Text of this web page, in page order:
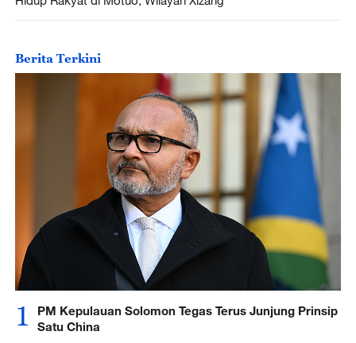
Berita Terkini
1
PM Kepulauan Solomon Tegas Terus Junjung Prinsip
Satu China